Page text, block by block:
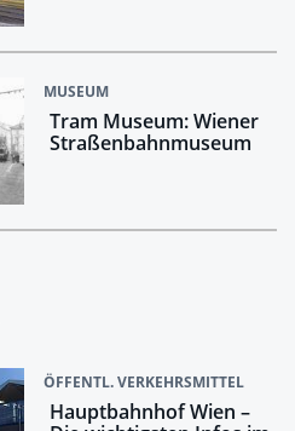
MUSEUM
Tram Museum: Wiener
Straßenbahnmuseum
ÖFFENTL. VERKEHRSMITTEL
Hauptbahnhof Wien –